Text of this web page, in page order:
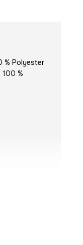
% Polyester
%